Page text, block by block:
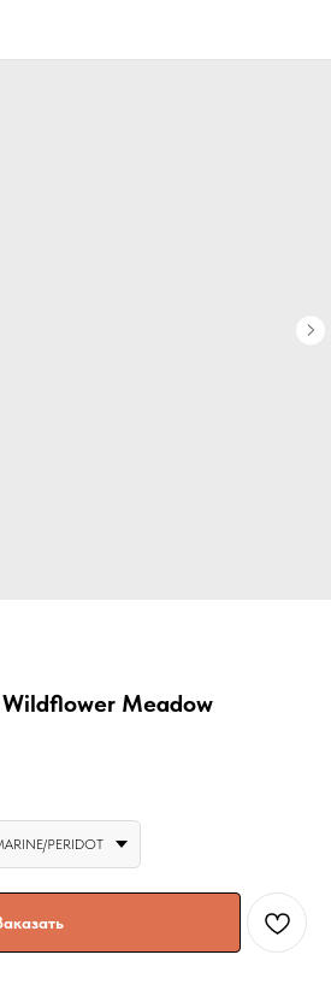
Meadow
PERIDOT